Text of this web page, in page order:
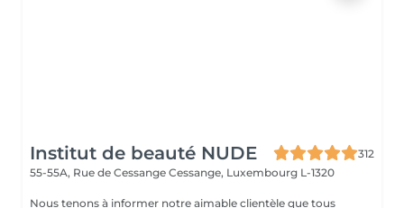
Institut de beauté NUDE
312
55-55A, Rue de Cessange Cessange, Luxembourg L-1320
Nous tenons à informer notre aimable clientèle que tous